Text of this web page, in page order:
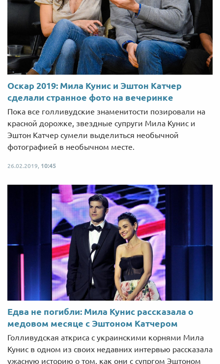
Оскар 2019: Мила Кунис и Эштон Катчер
сделали странное фото на вечеринке
Пока все голливудские знаменитости позировали на
красной дорожке, звездные супруги Мила Кунис и
Эштон Катчер сумели выделиться необычной
фотографией в необычном месте.
26.02.2019, 10:45
Едва не погибли: Мила Кунис рассказала о
медовом месяце с Эштоном Катчером
Голливудская аткриса с украинскими корнями Мила
Кунис в одном из своих недавних интервью рассказала
ужасную историю о том, как они с супргом Эштоном